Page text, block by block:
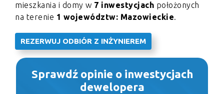
mieszkania i domy w 7 inwestycjach położonych
na terenie 1 województw: Mazowieckie.
REZERWUJ ODBIÓR Z INŻYNIEREM
Sprawdź opinie o inwestycjach
dewelopera